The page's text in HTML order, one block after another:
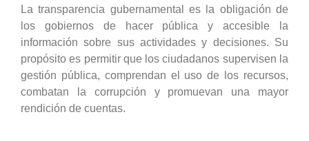
La transparencia gubernamental es la obligación de
los gobiernos de hacer pública y accesible la
información sobre sus actividades y decisiones. Su
propósito es permitir que los ciudadanos supervisen la
gestión pública, comprendan el uso de los recursos,
combatan la corrupción y promuevan una mayor
rendición de cuentas.